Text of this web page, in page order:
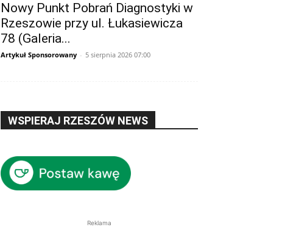
Nowy Punkt Pobrań Diagnostyki w
Rzeszowie przy ul. Łukasiewicza
78 (Galeria...
Artykuł Sponsorowany - 5 sierpnia 2026 07:00
WSPIERAJ RZESZÓW NEWS
Reklama